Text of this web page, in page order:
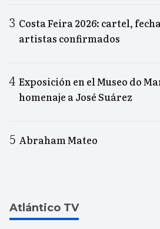
Costa Feira 2026: cartel,
artistas confirmados
Exposición en el Museo do
homenaje a José Suárez
Abraham Mateo
Atlántico TV